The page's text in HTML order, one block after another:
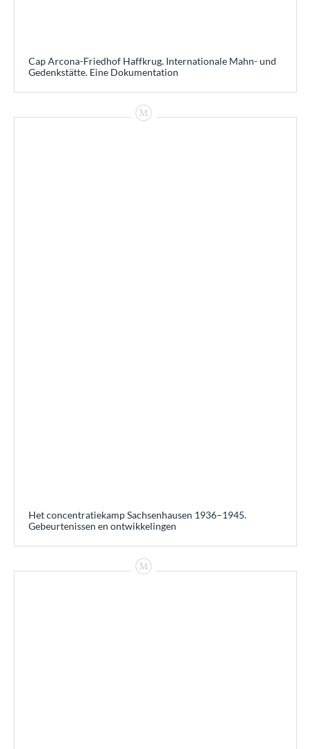
Cap Arcona-Friedhof Haffkrug. Internationale Mahn- und
Gedenkstätte. Eine Dokumentation
Het concentratiekamp Sachsenhausen 1936–1945.
Gebeurtenissen en ontwikkelingen